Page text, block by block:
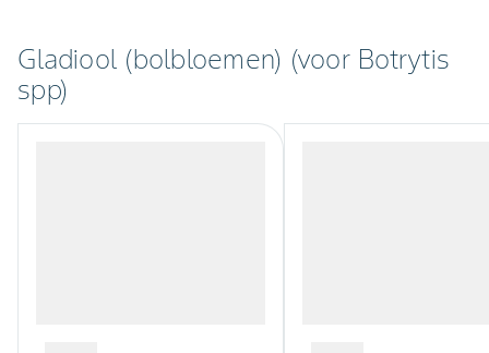
Gladiool (bolbloemen) (voor Botrytis
spp)